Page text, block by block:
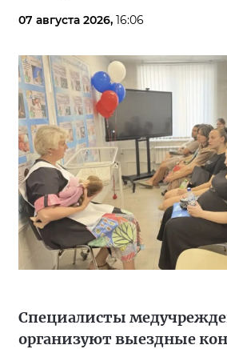
07 августа 2026, 16:06
Специалисты
организуют выездные